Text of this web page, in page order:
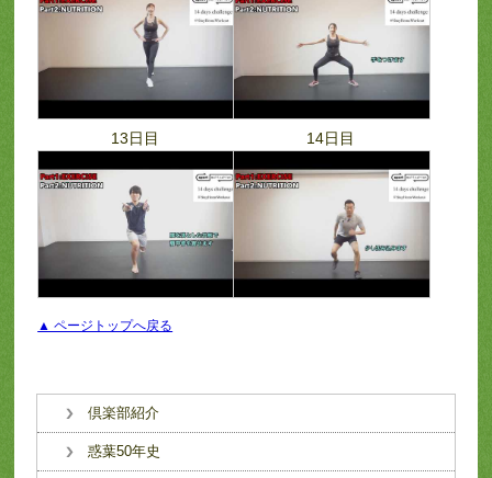
13日目 14日目
▲ ページトップへ戻る
倶楽部紹介
惑葉50年史